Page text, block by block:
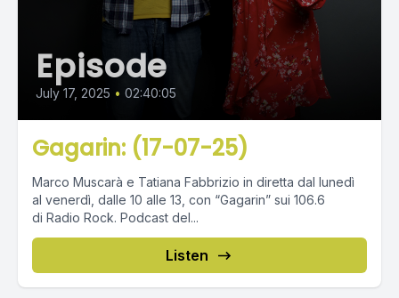
Episode
July 17, 2025 • 02:40:05
Gagarin: (17-07-25)
Marco Muscarà e Tatiana Fabbrizio in diretta dal lunedì
al venerdì, dalle 10 alle 13, con “Gagarin” sui 106.6
di Radio Rock. Podcast del...
Listen